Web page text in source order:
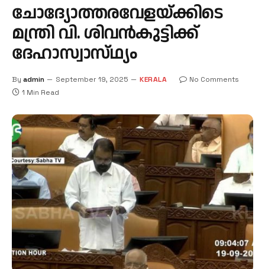
ചോദ്യോത്തരവേളയ്ക്കിടെ
മന്ത്രി വി. ശിവൻകുട്ടിക്ക്
ദേഹാസ്വാസ്‌ഥ്യം
By admin September 19, 2025 KERALA
No Comments
1 Min Read